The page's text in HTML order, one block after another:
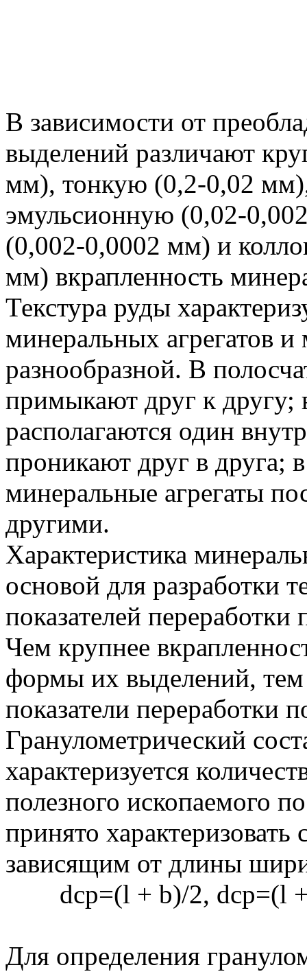
В зависимости от
выделений различают
мм), тонкую (0,2-0,02
эмульсионную (0,02-
(0,002-0,0002 мм) и
мм) вкрапленность
Текстура руды
минеральных агрегатов
разнообразной. В
примыкают друг к
располагаются один
проникают друг в друга;
минеральные агрегаты
другими.
Характеристика
основой для разработки
показателей
Чем крупнее
формы их выделений,
показатели переработки
Гранулометрический
характеризуется
полезного ископаемого
принято
зависящим от длины
dcp=(l + b)/2, dcp=(l
Для определения